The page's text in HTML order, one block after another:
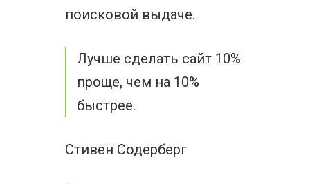
поисковой выдаче.
Лучше сделать сайт 10%
проще, чем на 10%
быстрее.
Стивен Содерберг